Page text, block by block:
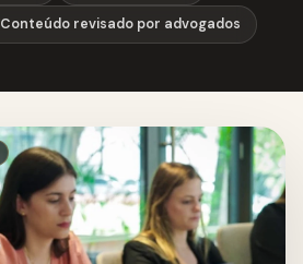
Conteúdo revisado por advogados